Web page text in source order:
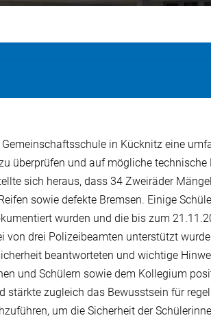
in Kücknitz eine
überprüfen und auf mögliche
sich heraus, dass 34 Zweiräder
sowie defekte Bremsen. Einige
wurden und die bis zum
von drei Polizeibeamten unterstützt
beantworteten und wichtige
und Schülern sowie dem Kollegium
stärkte zugleich das Bewusstsein für
um die Sicherheit der